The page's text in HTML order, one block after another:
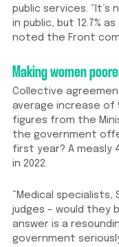
public services. “It’s
in public, but 12.7%
noted the Front
Making women
Collective
average increase of
figures from the
the government
first year? A measly
in 2022.
“Medical
judges – would they
answer is a
government